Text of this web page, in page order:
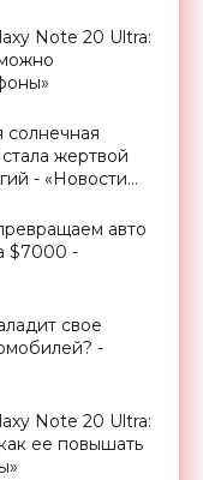
Note 20 Ultra:
солнечная
жертвой
- «Новости
авто
$7000 -
свое
-
Note 20 Ultra:
ее повышать